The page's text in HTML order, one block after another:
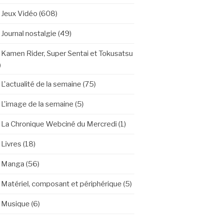
Jeux Vidéo (608)
Journal nostalgie (49)
Kamen Rider, Super Sentai et Tokusatsu
L'actualité de la semaine (75)
L'image de la semaine (5)
La Chronique Webciné du Mercredi (1)
Livres (18)
Manga (56)
Matériel, composant et périphérique (5)
Musique (6)